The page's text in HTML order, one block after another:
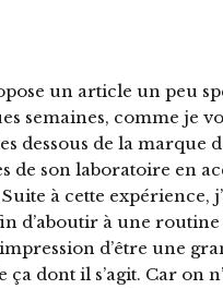
un article un peu
semaines, comme je
dessous de la marque
de son laboratoire en
à cette expérience,
d’aboutir à une
d’être une
ça dont il s’agit. Car on